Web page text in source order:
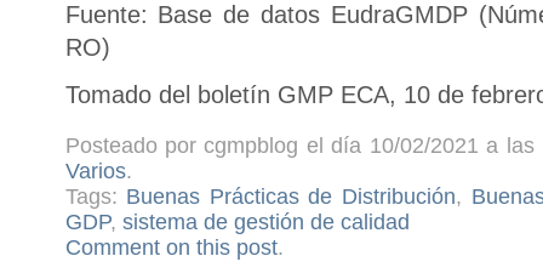
Fuente: Base de datos EudraGMDP
RO)
Tomado del boletín GMP ECA, 10 de
Posteado por cgmpblog el día 10/02/2021 a
Varios.
Tags: Buenas Prácticas de Distribución,
GDP, sistema de gestión de calidad
Comment on this post.